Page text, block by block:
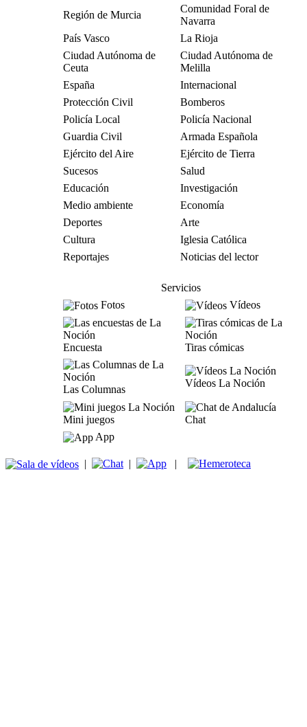
Región de Murcia
Comunidad Foral de
Navarra
País Vasco
La Rioja
Ciudad Autónoma de
Ceuta
Ciudad Autónoma de
Melilla
España
Internacional
Protección Civil
Bomberos
Policía Local
Policía Nacional
Guardia Civil
Armada Española
Ejército del Aire
Ejército de Tierra
Sucesos
Salud
Educación
Investigación
Medio ambiente
Economía
Deportes
Arte
Cultura
Iglesia Católica
Reportajes
Noticias del lector
Servicios
Fotos
Vídeos
Encuesta Tiras cómicas
Las Columnas
Vídeos La Noción
Mini juegos
Chat
App
| | |